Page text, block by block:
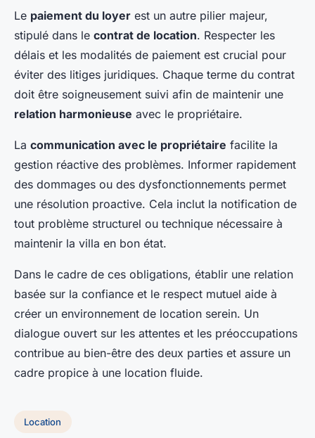
Le paiement du loyer est un autre pilier majeur,
stipulé dans le contrat de location. Respecter les
délais et les modalités de paiement est crucial pour
éviter des litiges juridiques. Chaque terme du contrat
doit être soigneusement suivi afin de maintenir une
relation harmonieuse avec le propriétaire.
La communication avec le propriétaire facilite la
gestion réactive des problèmes. Informer rapidement
des dommages ou des dysfonctionnements permet
une résolution proactive. Cela inclut la notification de
tout problème structurel ou technique nécessaire à
maintenir la villa en bon état.
Dans le cadre de ces obligations, établir une relation
basée sur la confiance et le respect mutuel aide à
créer un environnement de location serein. Un
dialogue ouvert sur les attentes et les préoccupations
contribue au bien-être des deux parties et assure un
cadre propice à une location fluide.
Location